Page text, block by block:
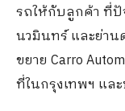
รถให้กับลูกค้า ที่
นวมินทร์ และย่า
ขยาย Carro
ที่ในกรุงเทพฯ แ